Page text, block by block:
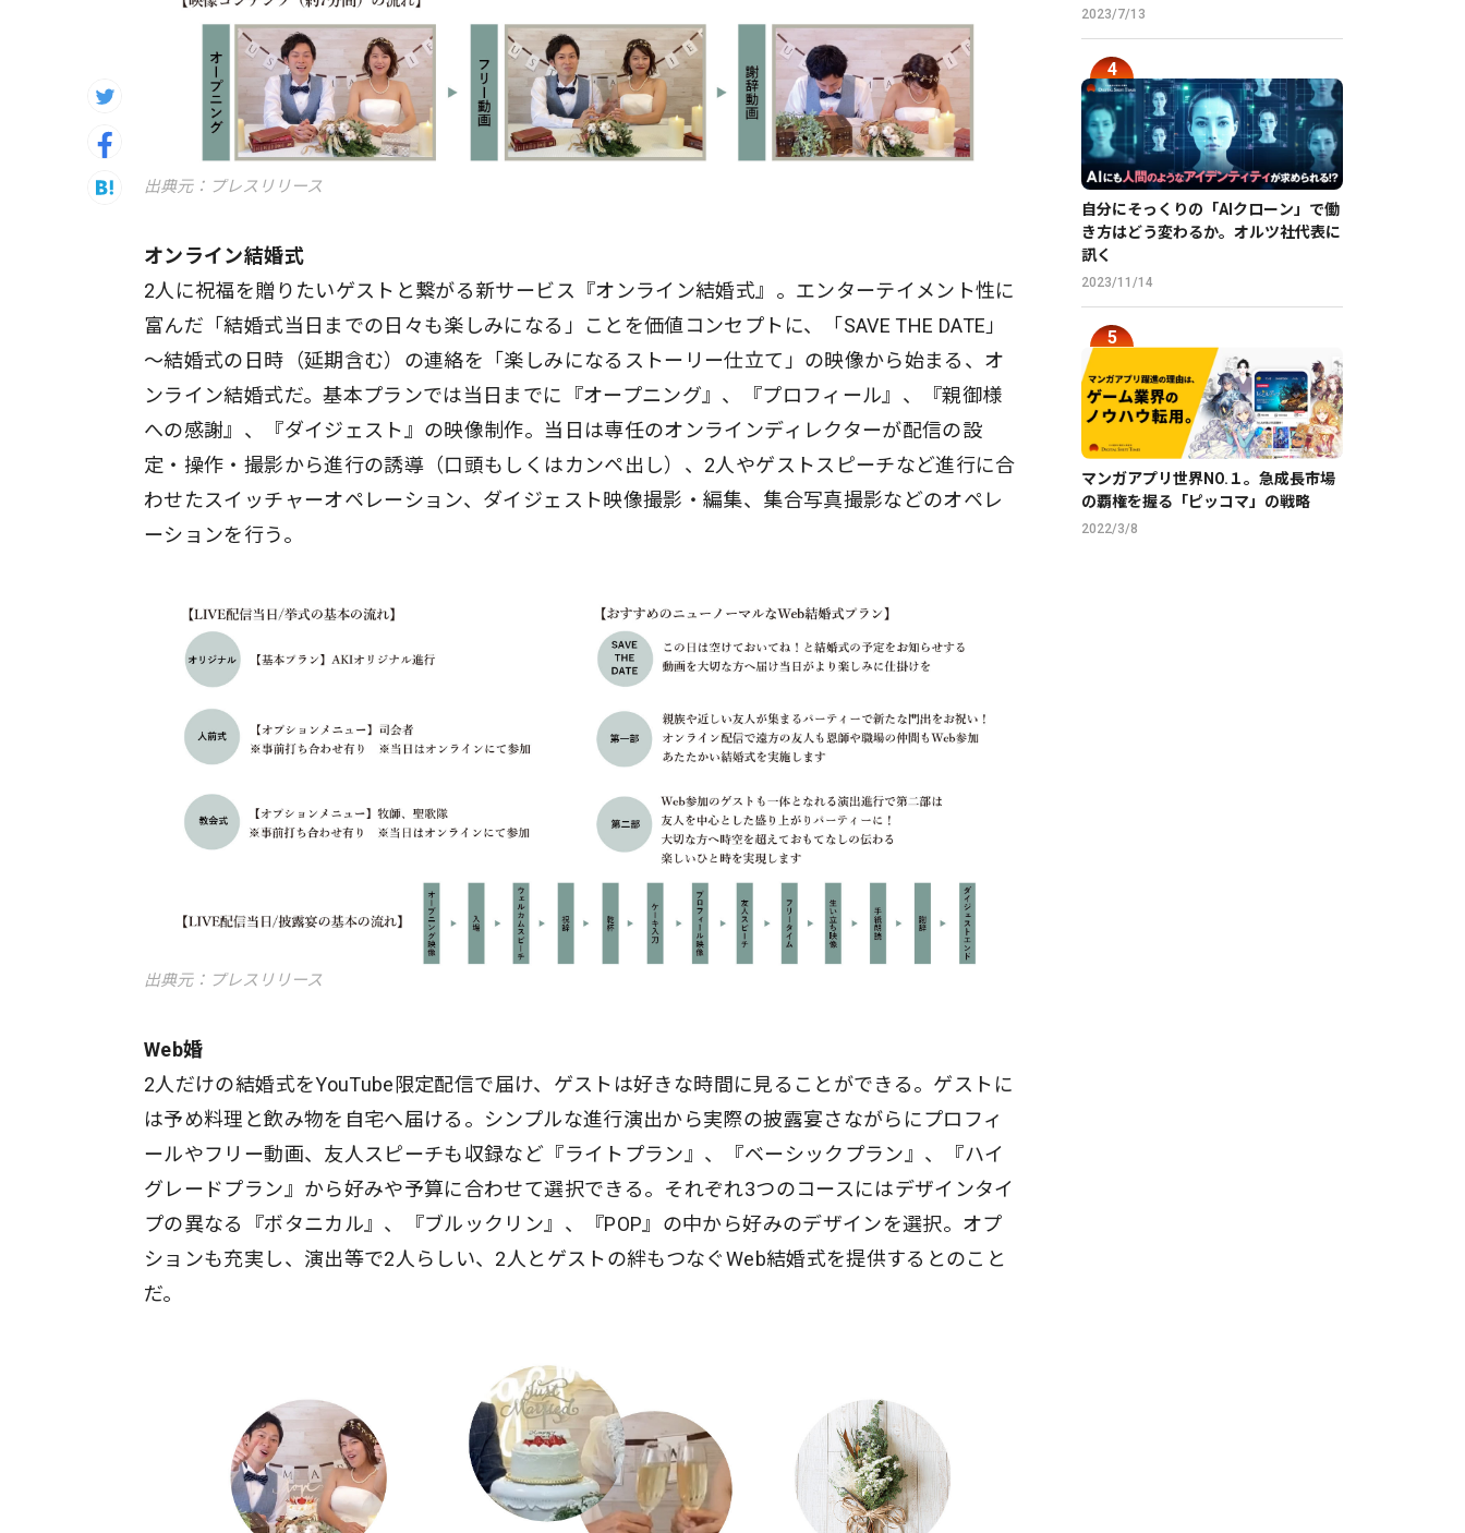
出典元：プレスリリース
オンライン結婚式
2人に祝福を贈りたいゲストと繋がる新サービス『オンライン結婚式』。エンターテイメント性に
富んだ「結婚式当日までの日々も楽しみになる」ことを価値コンセプトに、「SAVE THE DATE」
～結婚式の日時（延期含む）の連絡を「楽しみになるストーリー仕立て」の映像から始まる、オ
ンライン結婚式だ。基本プランでは当日までに『オープニング』、『プロフィール』、『親御様
への感謝』、『ダイジェスト』の映像制作。当日は専任のオンラインディレクターが配信の設
定・操作・撮影から進行の誘導（口頭もしくはカンペ出し）、2人やゲストスピーチなど進行に合
わせたスイッチャーオペレーション、ダイジェスト映像撮影・編集、集合写真撮影などのオペレ
ーションを行う。
出典元：プレスリリース
Web婚
2人だけの結婚式をYouTube限定配信で届け、ゲストは好きな時間に見ることができる。ゲストに
は予め料理と飲み物を自宅へ届ける。シンプルな進行演出から実際の披露宴さながらにプロフィ
ールやフリー動画、友人スピーチも収録など『ライトプラン』、『ベーシックプラン』、『ハイ
グレードプラン』から好みや予算に合わせて選択できる。それぞれ3つのコースにはデザインタイ
プの異なる『ボタニカル』、『ブルックリン』、『POP』の中から好みのデザインを選択。オプ
ションも充実し、演出等で2人らしい、2人とゲストの絆もつなぐWeb結婚式を提供するとのこと
だ。
2023/7/13
自分にそっくりの「AIクローン」で働
き方はどう変わるか。オルツ社代表に
訊く
2023/11/14
マンガアプリ世界NO.１。急成長市場
の覇権を握る「ピッコマ」の戦略
2022/3/8